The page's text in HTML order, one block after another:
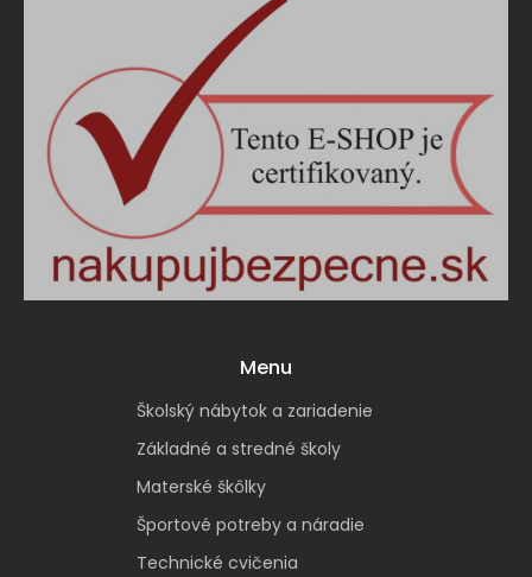
Menu
Školský nábytok a zariadenie
Základné a stredné školy
Materské škôlky
Športové potreby a náradie
Technické cvičenia